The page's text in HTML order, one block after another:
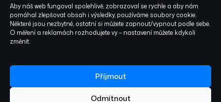
Aby náš web fungoval spolehlivě, zobrazoval se rychle a aby nám
pomáhal zlepšovat obsah i výsledky, používáme soubory cookie.
Některé jsou nezbytné, ostatní si můžete zapnout/vypnout podle sebe.
O měření a reklamách rozhodujete vy – nastavení můžete kdykoli
změnit.
Příjmout
Odmítnout
© 2026 WEBUI. Všechna
Sledujte nás: